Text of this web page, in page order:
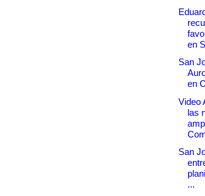
en
San
en
Video
las
San
...